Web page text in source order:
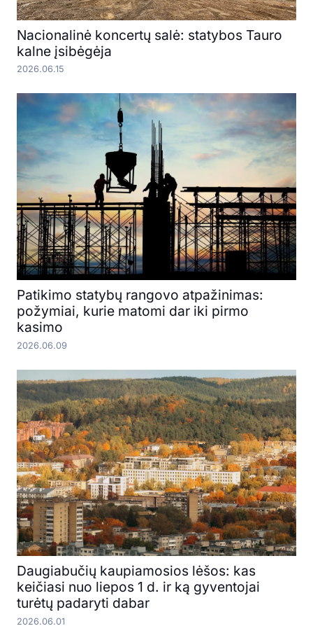
Nacionalinė koncertų salė: statybos Tauro
kalne įsibėgėja
2026.06.15
Patikimo statybų rangovo atpažinimas:
požymiai, kurie matomi dar iki pirmo
kasimo
2026.06.09
Daugiabučių kaupiamosios lėšos: kas
keičiasi nuo liepos 1 d. ir ką gyventojai
turėtų padaryti dabar
2026.06.01